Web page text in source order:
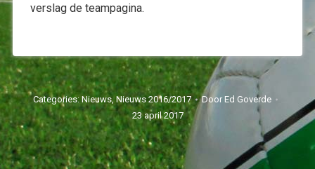
verslag de teampagina.
Categories: Nieuws, Nieuws 2016/2017 Door Ed Goverde
23 april 2017